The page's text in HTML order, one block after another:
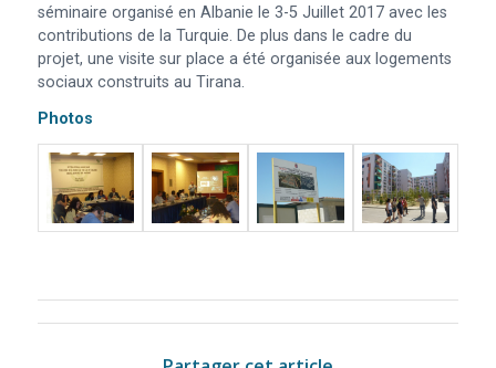
séminaire organisé en Albanie le 3-5 Juillet 2017 avec les
contributions de la Turquie. De plus dans le cadre du
projet, une visite sur place a été organisée aux logements
sociaux construits au Tirana.
Photos